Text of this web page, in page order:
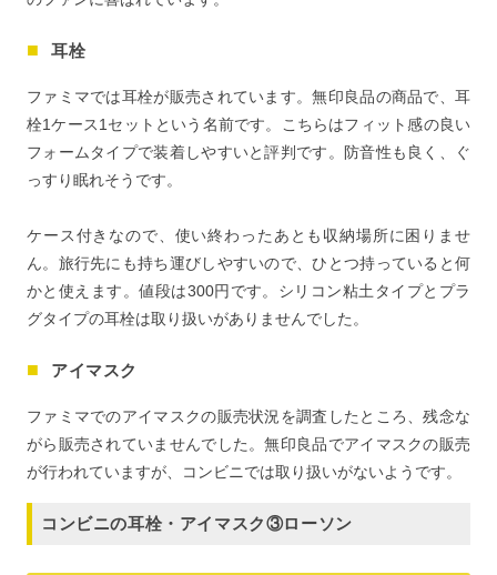
耳栓
ファミマでは耳栓が販売されています。無印良品の商品で、耳
栓1ケース1セットという名前です。こちらはフィット感の良い
フォームタイプで装着しやすいと評判です。防音性も良く、ぐ
っすり眠れそうです。
ケース付きなので、使い終わったあとも収納場所に困りませ
ん。旅行先にも持ち運びしやすいので、ひとつ持っていると何
かと使えます。値段は300円です。シリコン粘土タイプとプラ
グタイプの耳栓は取り扱いがありませんでした。
アイマスク
ファミマでのアイマスクの販売状況を調査したところ、残念な
がら販売されていませんでした。無印良品でアイマスクの販売
が行われていますが、コンビニでは取り扱いがないようです。
コンビニの耳栓・アイマスク③ローソン